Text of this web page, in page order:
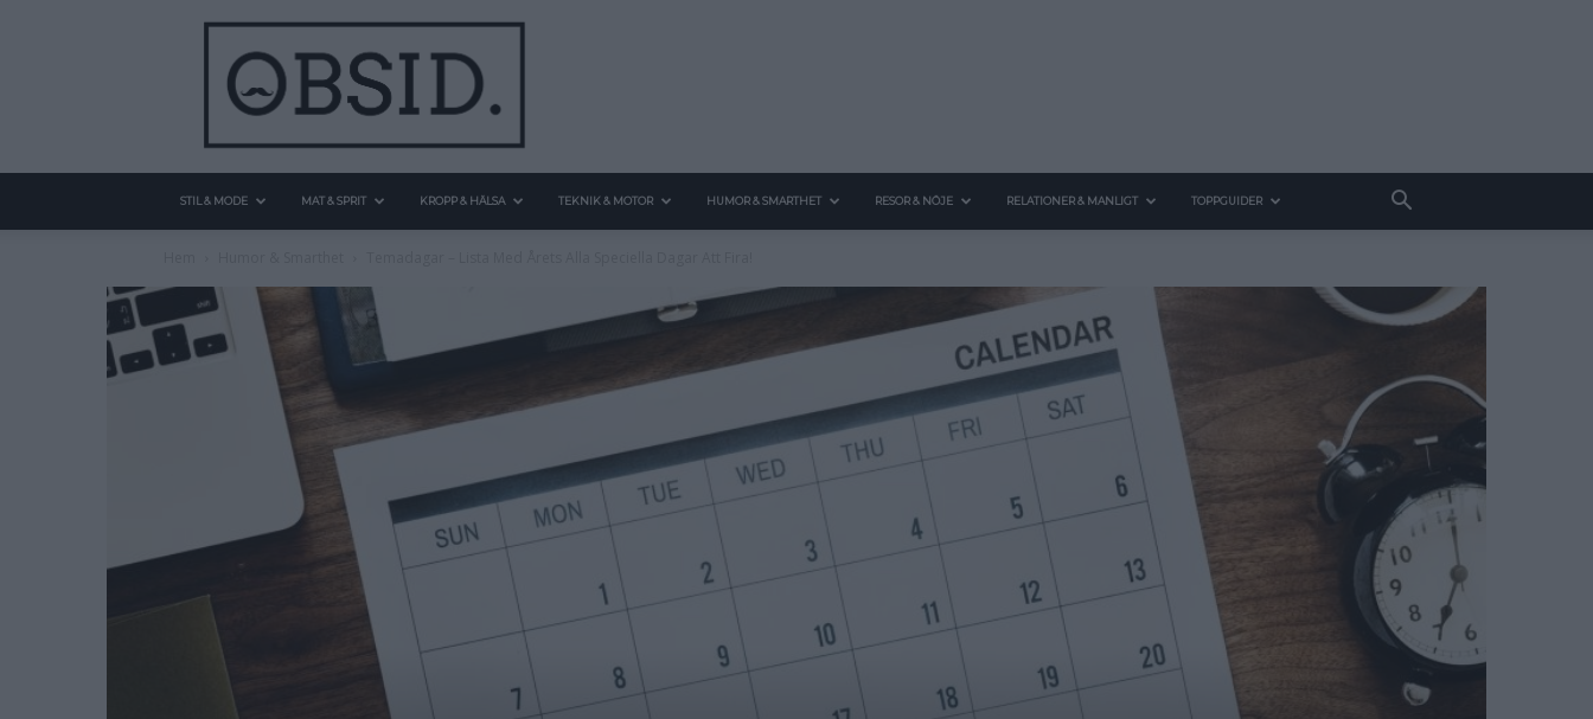
STIL & MODE MAT & SPRIT KROPP & HÄLSA TEKNIK & MOTOR HUMOR & SMARTHET RESOR & NÖJE RELATIONER & MANLIGT TOPPGUIDER